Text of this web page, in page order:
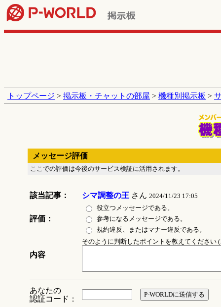
トップページ > 掲示板・チャットの部屋 > 機種別掲示板 >
メッセージ評価
ここでの評価は今後のサービス検証に活用されます。
該当記事： シマ調整の王さん 2024/11/23 17:05
評価：
役立つメッセージである。
参考になるメッセージである。
規約違反、またはマナー違反である。
内容
そのように判断したポイントを教えてください
あなたの
認証コード：